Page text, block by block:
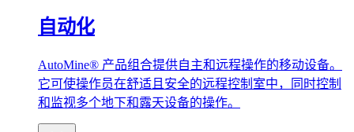
自动化
AutoMine® 产品组合提供自主和远程操作的移动设备。
它可使操作员在舒适且安全的远程控制室中，同时控制
和监视多个地下和露天设备的操作。